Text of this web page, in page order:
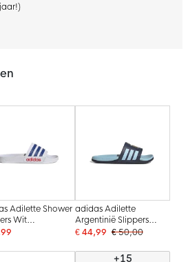
Adilette Shower
Wit
Rood
adidas Adilette
Argentinië Slippers
Lichtblauw
€ 44,99 € 50,00
+15